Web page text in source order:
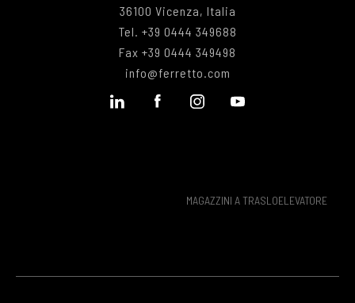
36100 Vicenza, Italia
Tel. +39 0444 349688
Fax +39 0444 349498
info@ferretto.com
MAGAZZINI A TRASLOELEVATORE